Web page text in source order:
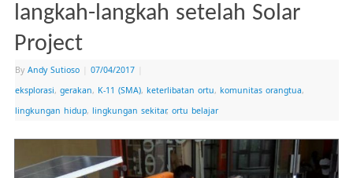
langkah-langkah setelah Solar
Project
By Andy Sutioso 07/04/2017
eksplorasi, gerakan, K-11 (SMA), keterlibatan ortu, komunitas orangtua,
lingkungan hidup, lingkungan sekitar, ortu belajar